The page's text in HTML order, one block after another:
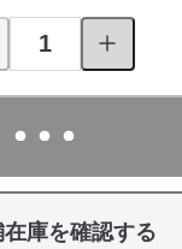
在庫を確認する